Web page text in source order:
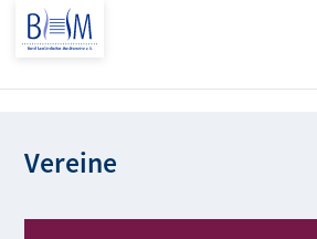
Vereine